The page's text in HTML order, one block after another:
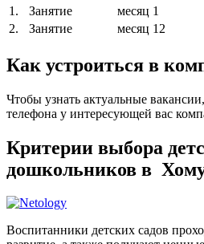
1.
Занятие месяц 1
2.
Занятие месяц 12
Как устроиться в
Чтобы узнать актуальные
телефона у интересующей вас
Критерии выбора
дошкольников в
Воспитанники детских садов